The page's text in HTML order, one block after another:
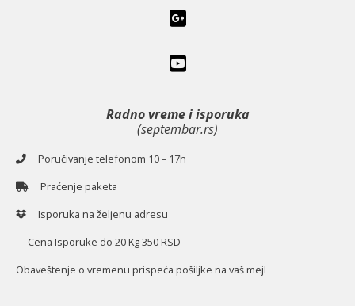
Radno vreme i isporuka
(septembar.rs)
Poručivanje telefonom 10 – 17h
Praćenje paketa
Isporuka na željenu adresu
Cena Isporuke do 20 Kg 350 RSD
Obaveštenje o vremenu prispeća pošiljke na vaš mejl